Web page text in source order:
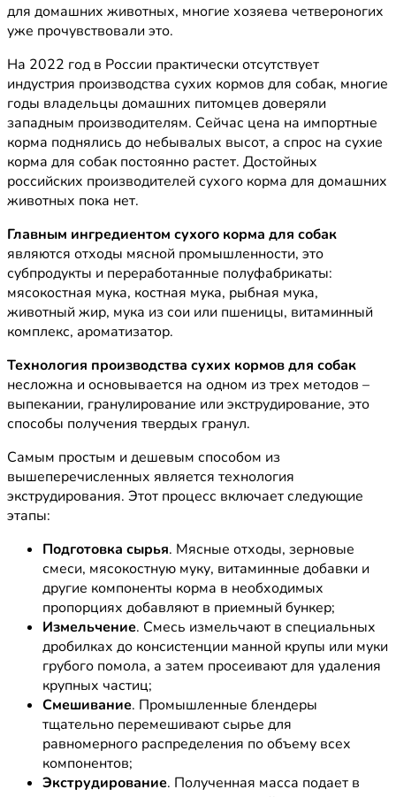
для домашних животных, многие хозяева четвероногих
уже прочувствовали это.
На 2022 год в России практически отсутствует
индустрия производства сухих кормов для собак, многие
годы владельцы домашних питомцев доверяли
западным производителям. Сейчас цена на импортные
корма поднялись до небывалых высот, а спрос на сухие
корма для собак постоянно растет. Достойных
российских производителей сухого корма для домашних
животных пока нет.
Главным ингредиентом сухого корма для собак
являются отходы мясной промышленности, это
субпродукты и переработанные полуфабрикаты:
мясокостная мука, костная мука, рыбная мука,
животный жир, мука из сои или пшеницы, витаминный
комплекс, ароматизатор.
Технология производства сухих кормов для собак
несложна и основывается на одном из трех методов –
выпекании, гранулирование или экструдирование, это
способы получения твердых гранул.
Самым простым и дешевым способом из
вышеперечисленных является технология
экструдирования. Этот процесс включает следующие
этапы:
Подготовка сырья. Мясные отходы, зерновые
смеси, мясокостную муку, витаминные добавки и
другие компоненты корма в необходимых
пропорциях добавляют в приемный бункер;
Измельчение. Смесь измельчают в специальных
дробилках до консистенции манной крупы или муки
грубого помола, а затем просеивают для удаления
крупных частиц;
Смешивание. Промышленные блендеры
тщательно перемешивают сырье для
равномерного распределения по объему всех
компонентов;
Экструдирование. Полученная масса подает в